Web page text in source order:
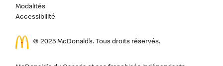
Modalités
Accessibilité
© 2025 McDonald’s. Tous droits réservés.